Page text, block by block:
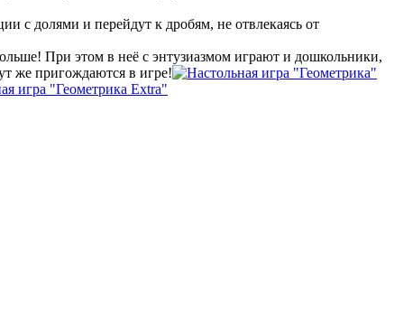
с долями и перейдут к дробям, не отвлекаясь от
При этом в неё с энтузиазмом играют и дошкольники,
же пригождаются в игре!